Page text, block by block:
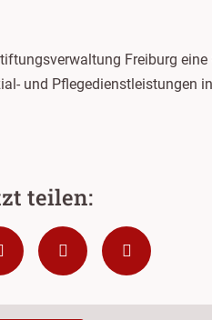
Freiburg
und Pflegedienstleistungen